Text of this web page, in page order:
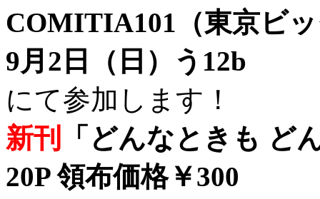
COMITIA101（東京ビ
9月2日（日）う12b
にて参加します！
新刊
「どんなときも ど
20P 領布価格￥300